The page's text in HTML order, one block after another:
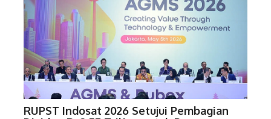
RUPST Indosat 2026 Setujui Pembagian